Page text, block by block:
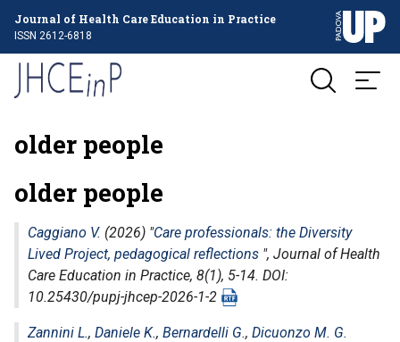
Journal of Health Care Education in Practice
ISSN 2612-6818
older people
older people
Caggiano V. (2026) "Care professionals: the Diversity
Lived Project, pedagogical reflections ", Journal of Health
Care Education in Practice, 8(1), 5-14. DOI:
10.25430/pupj-jhcep-2026-1-2
Zannini L., Daniele K., Bernardelli G., Dicuonzo M. G.